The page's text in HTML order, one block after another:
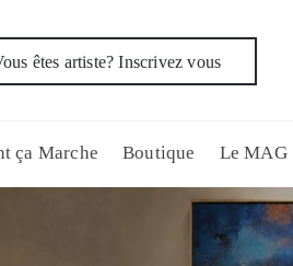
êtes artiste? Inscrivez vous
ça Marche Boutique Le MAG